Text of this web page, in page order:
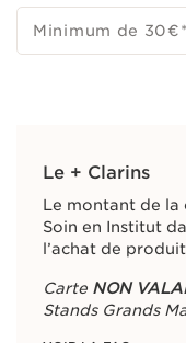
Minimum de 30€*
Le + Clarins
Le montant de la
Soin en Institut
l’achat de
Carte NON
Stands Grands